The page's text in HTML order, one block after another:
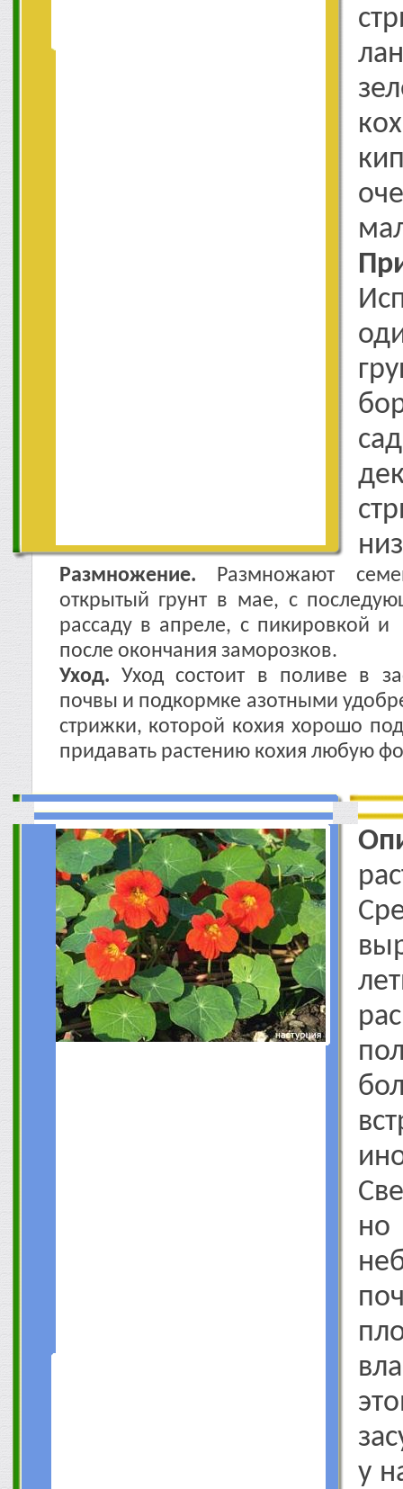
Размножение. Размножают
открытый грунт в мае, с
рассаду в апреле, с пикировкой
после окончания заморозков.
Уход. Уход состоит в поливе в
почвы и подкормке азотными
стрижки, которой кохия хорошо
придавать растению кохия любую
но
у